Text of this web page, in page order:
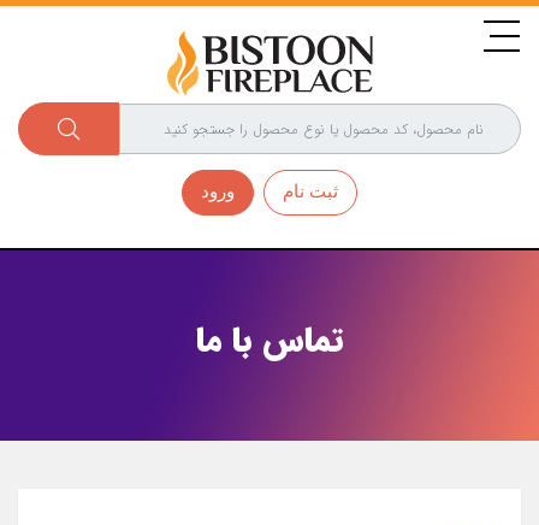
ورود ثبت نام
تماس با ما